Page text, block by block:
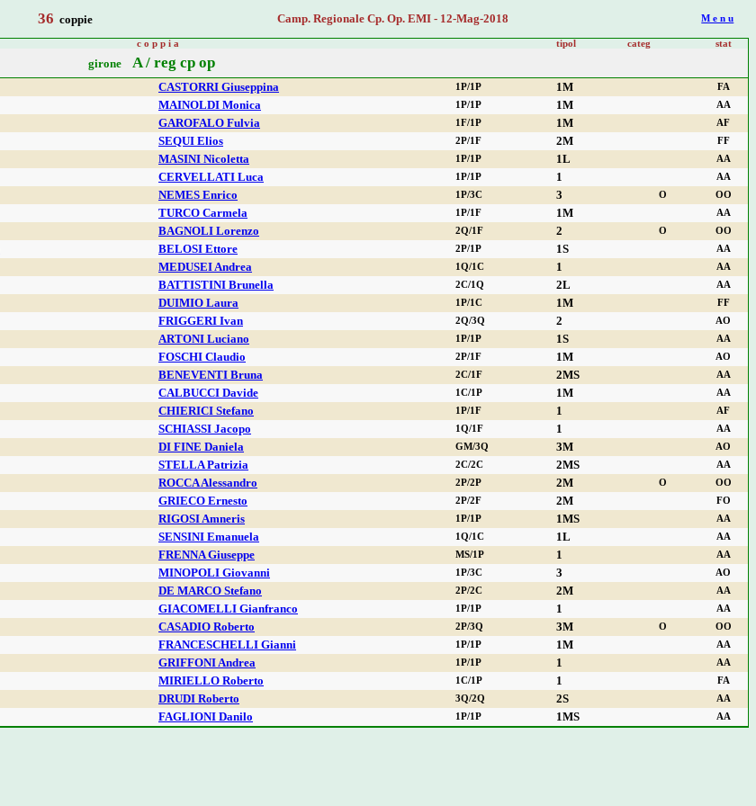
36 coppie Camp. Regionale Cp. Op. EMI - 12-Mag-2018 M e n u
c o p p i a tipol categ stat
girone A / reg cp op
CASTORRI Giuseppina 1P/1P 1M
FA
MAINOLDI Monica 1P/1P 1M
AA
GAROFALO Fulvia 1F/1P 1M
AF
SEQUI Elios 2P/1F 2M
FF
MASINI Nicoletta 1P/1P 1L
AA
CERVELLATI Luca 1P/1P 1
AA
NEMES Enrico 1P/3C 3 O
OO
TURCO Carmela 1P/1F 1M
AA
BAGNOLI Lorenzo 2Q/1F 2 O
OO
BELOSI Ettore 2P/1P 1S
AA
MEDUSEI Andrea 1Q/1C 1
AA
BATTISTINI Brunella 2C/1Q 2L
AA
DUIMIO Laura 1P/1C 1M
FF
FRIGGERI Ivan 2Q/3Q 2
AO
ARTONI Luciano 1P/1P 1S
AA
FOSCHI Claudio 2P/1F 1M
AO
BENEVENTI Bruna 2C/1F 2MS
AA
CALBUCCI Davide 1C/1P 1M
AA
CHIERICI Stefano 1P/1F 1
AF
SCHIASSI Jacopo 1Q/1F 1
AA
DI FINE Daniela GM/3Q 3M
AO
STELLA Patrizia 2C/2C 2MS
AA
ROCCA Alessandro 2P/2P 2M O
OO
GRIECO Ernesto 2P/2F 2M
FO
RIGOSI Amneris 1P/1P 1MS
AA
SENSINI Emanuela 1Q/1C 1L
AA
FRENNA Giuseppe MS/1P 1
AA
MINOPOLI Giovanni 1P/3C 3
AO
DE MARCO Stefano 2P/2C 2M
AA
GIACOMELLI Gianfranco 1P/1P 1
AA
CASADIO Roberto 2P/3Q 3M O
OO
FRANCESCHELLI Gianni 1P/1P 1M
AA
GRIFFONI Andrea 1P/1P 1
AA
MIRIELLO Roberto 1C/1P 1
FA
DRUDI Roberto 3Q/2Q 2S
AA
FAGLIONI Danilo 1P/1P 1MS AA